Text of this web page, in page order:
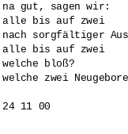
na gut, sagen wir:
alle bis auf zwei
nach sorgfältiger
alle bis auf zwei
welche bloß?
welche zwei